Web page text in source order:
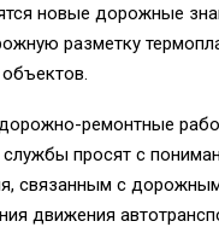
новые дорожные
разметку
ремонтные
просят с
связанным с
движения